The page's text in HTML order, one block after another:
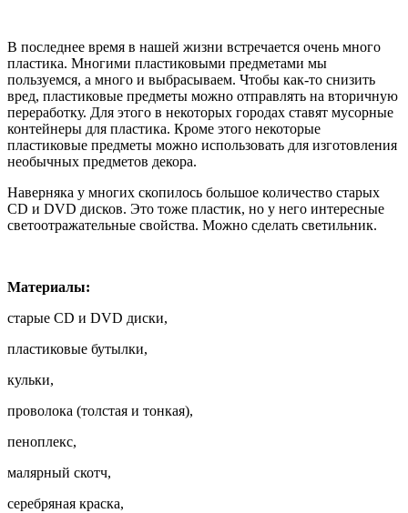
В последнее время в нашей жизни встречается очень много
пластика. Многими пластиковыми предметами мы
пользуемся, а много и выбрасываем. Чтобы как-то снизить
вред, пластиковые предметы можно отправлять на вторичную
переработку. Для этого в некоторых городах ставят мусорные
контейнеры для пластика. Кроме этого некоторые
пластиковые предметы можно использовать для изготовления
необычных предметов декора.
Наверняка у многих скопилось большое количество старых
CD и DVD дисков. Это тоже пластик, но у него интересные
светоотражательные свойства. Можно сделать светильник.
Материалы:
старые CD и DVD диски,
пластиковые бутылки,
кульки,
проволока (толстая и тонкая),
пеноплекс,
малярный скотч,
серебряная краска,